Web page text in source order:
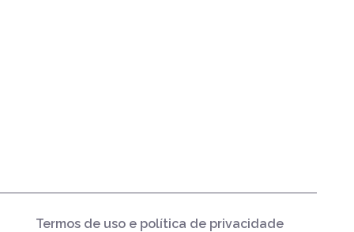
Termos de uso e política de privacidade